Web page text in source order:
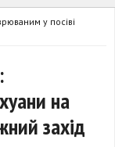
у посіві
на
захід